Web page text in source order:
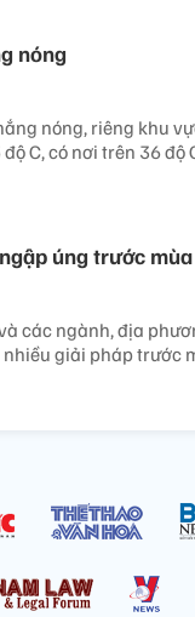
nóng
nóng, riêng khu
C, có nơi trên 36 độ
úng trước
các ngành, địa
giải pháp trước